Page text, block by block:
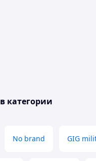
в категории
No brand GIG